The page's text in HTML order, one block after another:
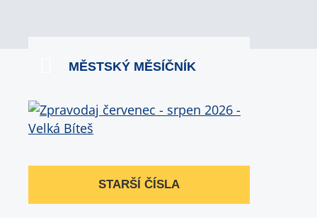
MĚSTSKÝ MĚSÍČNÍK
STARŠÍ ČÍSLA